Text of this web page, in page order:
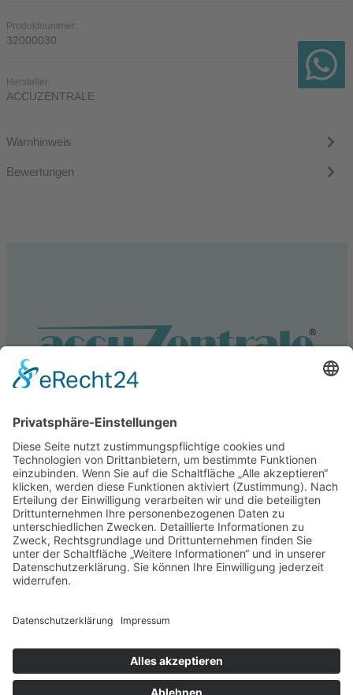
Produktnummer:
32000030
Hersteller:
ACCUZENTRALE
Warnhinweis
Bewertungen
Service
Information
Unsere weiteren Shops
Alle Preise inkl. gesetzl. Mehrwertsteuer zzgl.Versandkosten